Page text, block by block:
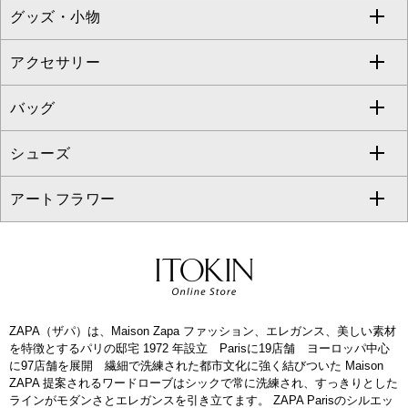
MK MICHEL KLEIN BAG
HIROKO KOSHINO
アンサンブルセット
ベスト・ジレ
パーカー
タンクトップ・キャミソール
スウェット・ジャージー
ジャンパースカート
その他のワンピース・ドレス
ガウチョ・ワイドパンツ
ハーフ・ショート丈パンツ
サロペット・オールインワン
その他のパンツ
ひざ丈スカート
ミモレ丈スカート
ショート・ミニ丈スカート
その他のスカート
テーラードジャケット
ノーカラージャケット
セットアップ
セットアップジャケット
セットアップパンツ
セットアップワンピース
その他のジャケット・スーツ
すべてのコート・ブルゾン
トレンチコート
ピーコート
ダッフルコート
チェスターコート
ノーカラーコート
ライダースジャケット
グッズ・小物
すべてのグッズ・小物
マスク
ストール・マフラー・スヌード
ベルト・サスペンダー
財布・名刺入れ・ケース
ハンカチ・バンダナ
アクセサリー
すべてのアクセサリー
ネックレス
ピアス・イヤリング
ブローチ・コサージュ
その他のアクセサリー
バッグ
すべてのバッグ
トートバッグ
クラッチバッグ
バックパック・リュック
シューズ
すべてのシューズ
ブーツ・ブーティー
フラットシューズ
アートフラワー
オーキッド・胡蝶蘭
カサブランカ・カラー
ZAPA（ザパ）は、Maison Zapa ファッション、エレガンス、美しい素材
を特徴とするパリの邸宅 1972 年設立 Parisに19店舗 ヨーロッパ中心
に97店舗を展開 繊細で洗練された都市文化に強く結びついた Maison
ZAPA 提案されるワードローブはシックで常に洗練され、すっきりとした
ラインがモダンさとエレガンスを引き立てます。 ZAPA Parisのシルエッ